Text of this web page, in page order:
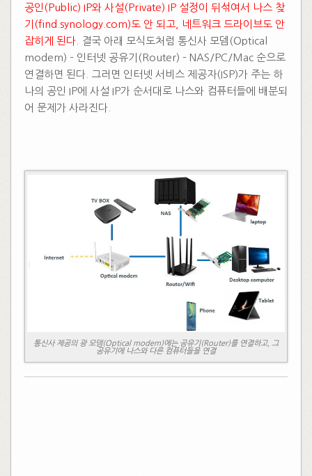
공인(Public) IP와 사설(Private) IP 설정이 뒤섞여서 나스 찾
기(find.synology.com)도 안 되고, 네트워크 드라이브도 안
잡히게 된다.​
결국 아래 모식도처럼 통신사 모뎀(Optical
modem) – 인터넷 공유기(Router) – NAS/PC/Mac 순으로
연결하면 된다. 그러면 인터넷 서비스 제공자(ISP)가 주는 하
나의 공인 IP에 사설 IP가 순서대로 나스와 컴퓨터들에 배분되
어 문제가 사라진다.
통신사 제공의 광 모뎀(Optical modem)에는 공유기(Router)를 연결하고, 그
공유기에 나스와 다른 컴퓨터들을 연결